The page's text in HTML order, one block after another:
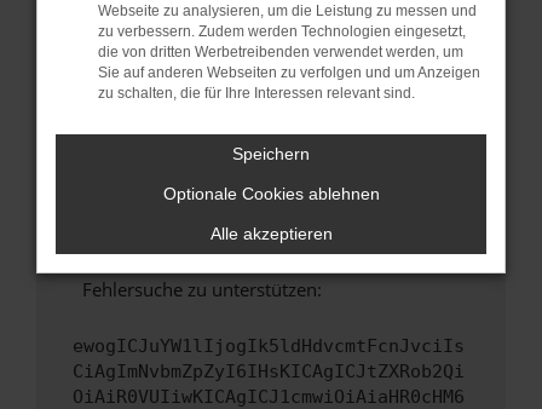
sind.
Veraltete Software birgt nicht nur ein
Sicherheitsrisiko, sondern kann auch dazu
führen, dass bestimmte Funktionen nicht mehr
Wende dich an den Webseitenbetreiber.
Wenn du alle oben genannten Schritte versucht
hast, kontaktiere uns bitte. Wir werden
versuchen, das Problem zu beheben. Du kannst
uns diesen Text schicken, um uns bei der
Fehlersuche zu unterstützen:
ewogICJuYW1lIjogIk5ldHdvcmtFcnJvciIs
CiAgImNvbmZpZyI6IHsKICAgICJtZXRob2Qi
OiAiR0VUIiwKICAgICJ1cmwiOiAiaHR0cHM6
Webseite zu analysieren, um die Leistung zu messen und
zu verbessern. Zudem werden Technologien eingesetzt,
die von dritten Werbetreibenden verwendet werden, um
Sie auf anderen Webseiten zu verfolgen und um Anzeigen
zu schalten, die für Ihre Interessen relevant sind.
Speichern
Optionale Cookies ablehnen
Alle akzeptieren